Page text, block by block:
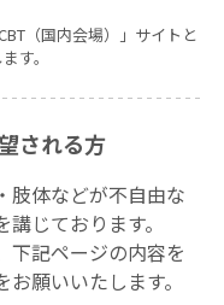
（国内会場）」サイトと
す。
される方
肢体などが不自由な
じております。
下記ページの内容を
願いいたします。